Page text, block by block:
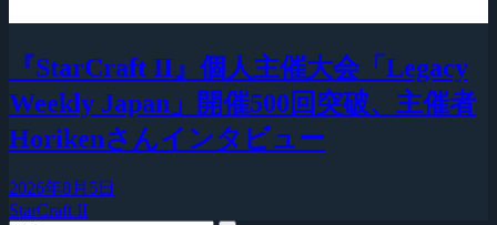
『StarCraft II』個人主催大会「Legacy
Weekly Japan」開催500回突破、主催者
Horikenさんインタビュー
2026年8月5日
StarCraft II